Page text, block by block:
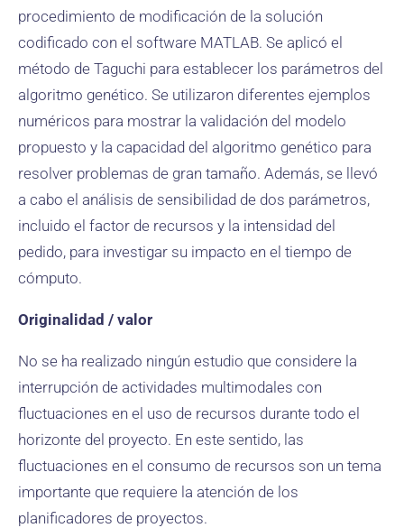
procedimiento de modificación de la solución
codificado con el software MATLAB. Se aplicó el
método de Taguchi para establecer los parámetros del
algoritmo genético. Se utilizaron diferentes ejemplos
numéricos para mostrar la validación del modelo
propuesto y la capacidad del algoritmo genético para
resolver problemas de gran tamaño. Además, se llevó
a cabo el análisis de sensibilidad de dos parámetros,
incluido el factor de recursos y la intensidad del
pedido, para investigar su impacto en el tiempo de
cómputo.
Originalidad / valor
No se ha realizado ningún estudio que considere la
interrupción de actividades multimodales con
fluctuaciones en el uso de recursos durante todo el
horizonte del proyecto. En este sentido, las
fluctuaciones en el consumo de recursos son un tema
importante que requiere la atención de los
planificadores de proyectos.